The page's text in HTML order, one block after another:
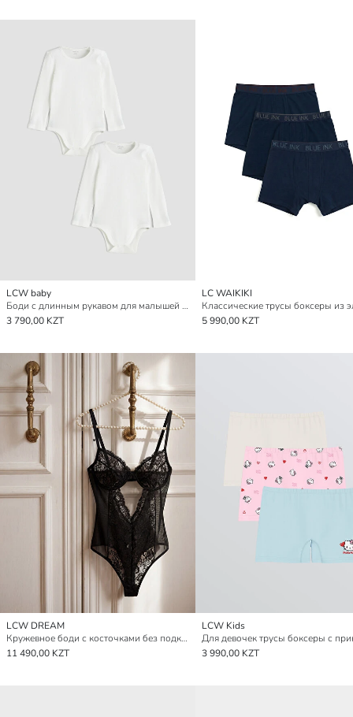
LCW baby
Боди с длинным рукавом для малышей мальчиков на заклепках, 2 штуки в упаковке
3 790,00 KZT
LC WAIKIKI
5 990,00 KZT
LCW DREAM
Кружевное боди с косточками без подкладки
11 490,00 KZT
LCW Kids
3 990,00 KZT